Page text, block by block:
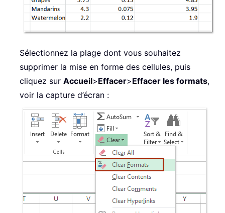
Sélectionnez la plage dont vous souhaitez
supprimer la mise en forme des cellules, puis
cliquez sur Accueil>Effacer>Effacer les formats,
voir la capture d’écran :